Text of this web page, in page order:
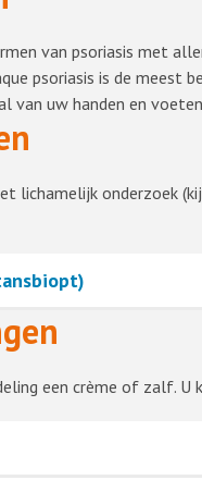
van psoriasis met
psoriasis is de meest
van uw handen en
lichamelijk onderzoek
een crème of zalf.